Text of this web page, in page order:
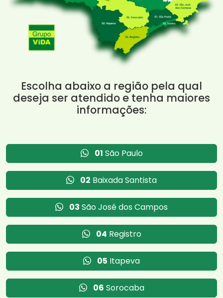
Escolha abaixo a região pela qual
deseja ser atendido e tenha maiores
informações:
01 São Paulo
02 Baixada Santista
03 São José dos Campos
04 Registro
05 Itapeva
06 Sorocaba